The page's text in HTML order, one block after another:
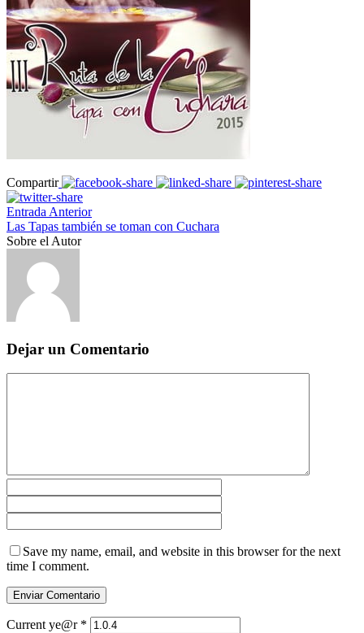
Compartir
Entrada Anterior
Las Tapas también se toman con Cuchara
Sobre el Autor
Dejar un Comentario
Save my name, email, and website in this browser for the next
time I comment.
Current ye@r *